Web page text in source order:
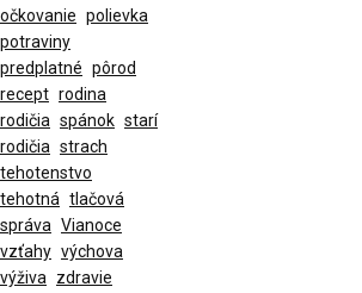
očkovanie polievka
potraviny
predplatné pôrod
recept rodina
rodičia spánok starí
rodičia strach
tehotenstvo
tehotná tlačová
správa Vianoce
vzťahy výchova
výživa
zdravie